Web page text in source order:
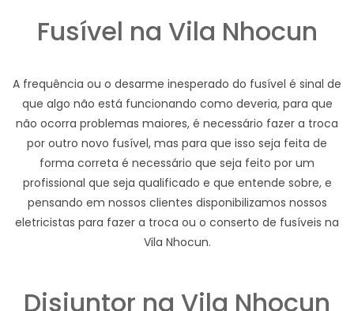
Fusível na Vila Nhocun
A frequência ou o desarme inesperado do fusível é sinal de
que algo não está funcionando como deveria, para que
não ocorra problemas maiores, é necessário fazer a troca
por outro novo fusível, mas para que isso seja feita de
forma correta é necessário que seja feito por um
profissional que seja qualificado e que entende sobre, e
pensando em nossos clientes disponibilizamos nossos
eletricistas para fazer a troca ou o conserto de fusíveis na
Vila Nhocun.
Disjuntor na Vila Nhocun